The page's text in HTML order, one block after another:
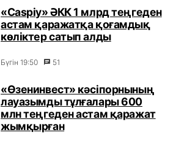
«Caspiy» ӘКК 1 млрд теңгеден
астам қаражатқа қоғамдық
көліктер сатып алды
Бүгін 19:50 51
«Өзенинвест» кәсіпорнының
лауазымды тұлғалары 600
млн теңгеден астам қаражат
жымқырған